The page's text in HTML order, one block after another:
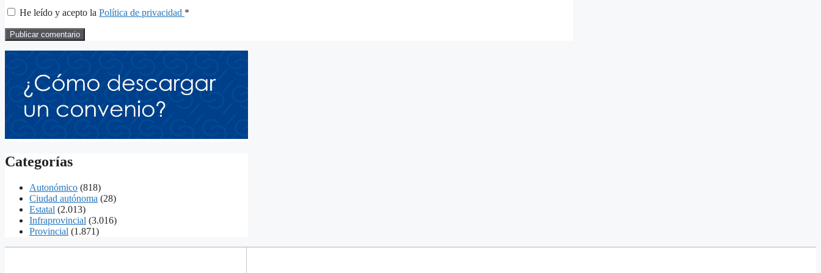
He leído y acepto la Política de privacidad *
Categorías
Autonómico (818)
Ciudad autónoma (28)
Estatal (2.013)
Infraprovincial (3.016)
Provincial (1.871)